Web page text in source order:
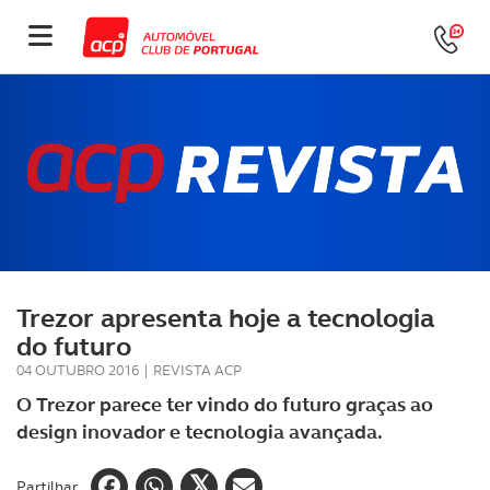
Trezor apresenta hoje a tecnologia
do futuro
04 OUTUBRO 2016 | REVISTA ACP
O Trezor parece ter vindo do futuro graças ao
design inovador e tecnologia avançada.